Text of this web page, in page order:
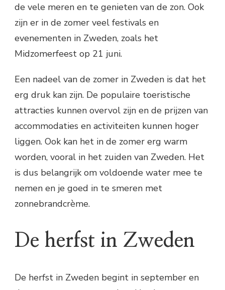
de vele meren en te genieten van de zon. Ook
zijn er in de zomer veel festivals en
evenementen in Zweden, zoals het
Midzomerfeest op 21 juni.
Een nadeel van de zomer in Zweden is dat het
erg druk kan zijn. De populaire toeristische
attracties kunnen overvol zijn en de prijzen van
accommodaties en activiteiten kunnen hoger
liggen. Ook kan het in de zomer erg warm
worden, vooral in het zuiden van Zweden. Het
is dus belangrijk om voldoende water mee te
nemen en je goed in te smeren met
zonnebrandcrème.
De herfst in Zweden
De herfst in Zweden begint in september en